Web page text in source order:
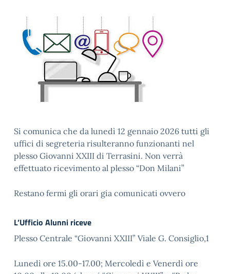
Si comunica che da lunedì 12 gennaio 2026 tutti gli
uffici di segreteria risulteranno funzionanti nel
plesso Giovanni XXIII di Terrasini. Non verrà
effettuato ricevimento al plesso “Don Milani”
Restano fermi gli orari gia comunicati ovvero
L’Ufficio Alunni riceve
Plesso Centrale “Giovanni XXIII” Viale G. Consiglio,1
Lunedì ore 15.00-17.00; Mercoledì e Venerdì ore